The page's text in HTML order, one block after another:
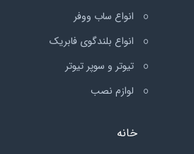
انواع ساب ووفر
انواع بلندگوی فابریک
تیوتر و سوپر تیوتر
لوازم نصب
خانه